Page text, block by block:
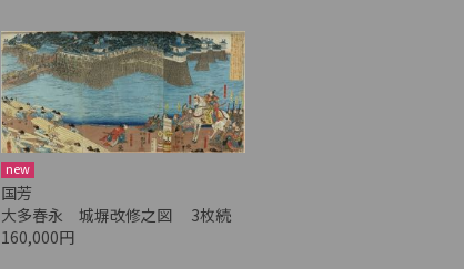
new
国芳
大多春永 城塀改修之図 3枚続
160,000円